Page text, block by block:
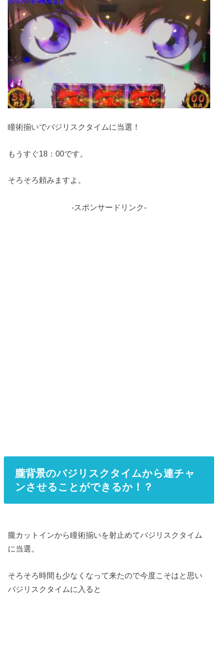
瞳術揃いでバジリスクタイムに当選！
もうすぐ18：00です。
そろそろ頼みますよ。
-スポンサードリンク-
朧背景のバジリスクタイムから連チャ
ンさせることができるか！？
朧カットインから瞳術揃いを射止めてバジリスクタイム
に当選。
そろそろ時間も少なくなって来たので今度こそはと思い
バジリスクタイムに入ると